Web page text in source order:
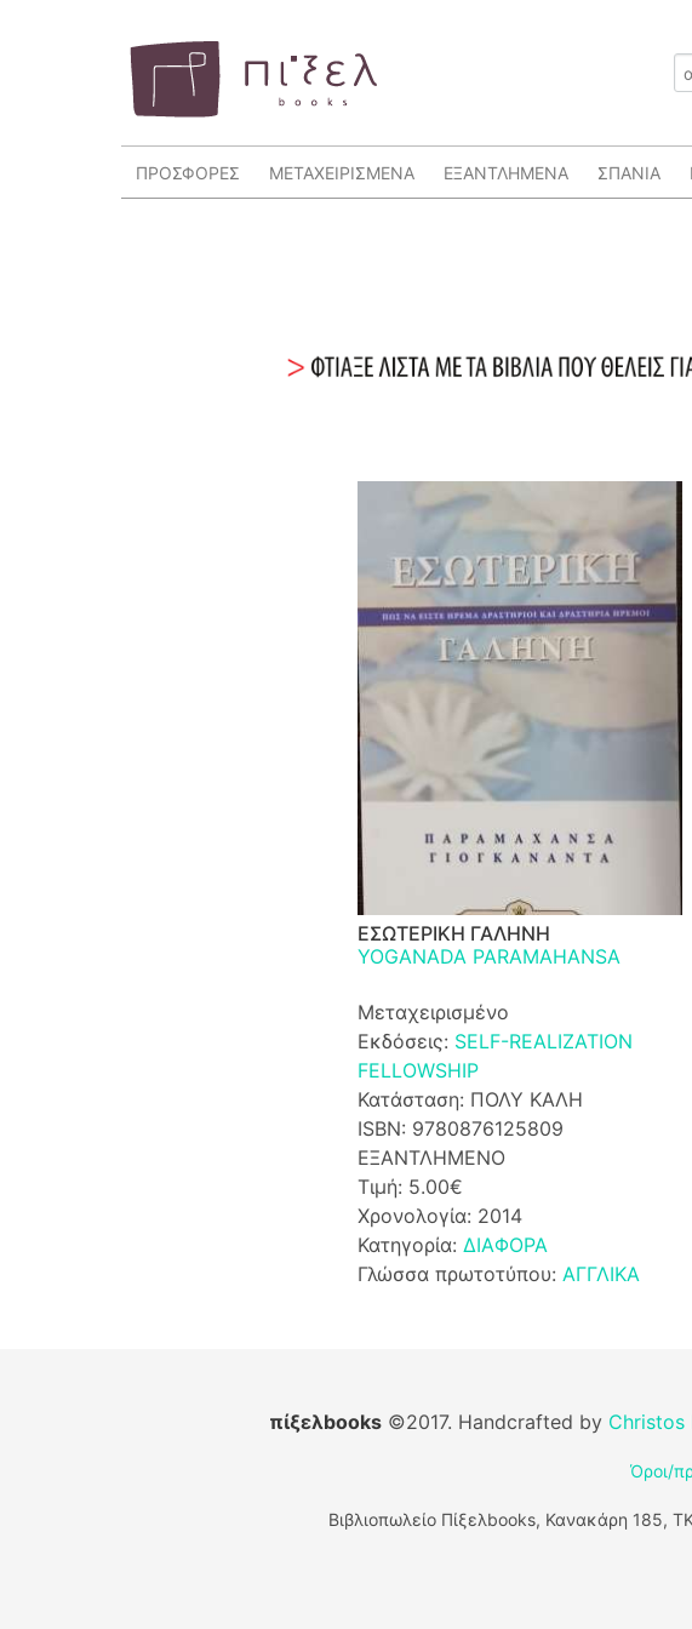
ΠΡΟΣΦΟΡΕΣ ΜΕΤΑΧΕΙΡΙΣΜΕΝΑ ΕΞΑΝΤΛΗΜΕΝΑ ΣΠΑΝΙΑ
ΕΣΩΤΕΡΙΚΗ ΓΑΛΗΝΗ
YOGANADA PARAMAHANSA
Μεταχειρισμένο
Εκδόσεις: SELF-REALIZATION
FELLOWSHIP
Κατάσταση: ΠΟΛΥ ΚΑΛΗ
ISBN: 9780876125809
ΕΞΑΝΤΛΗΜΕΝΟ
Τιμή: 5.00€
Χρονολογία: 2014
Κατηγορία: ΔΙΑΦΟΡΑ
Γλώσσα πρωτοτύπου: ΑΓΓΛΙΚΑ
πίξελbooks ©2017. Handcrafted by Christos
Όροι/
Βιβλιοπωλείο Πίξελbooks, Κανακάρη 185,